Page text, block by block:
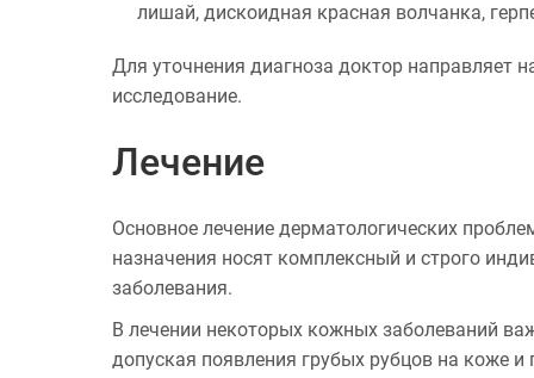
лишай, дискоидная красная волчанка,
Для уточнения диагноза доктор направляет
исследование.
Лечение
Основное лечение дерматологических
назначения носят комплексный и строго
заболевания.
В лечении некоторых кожных заболеваний
допуская появления грубых рубцов на коже